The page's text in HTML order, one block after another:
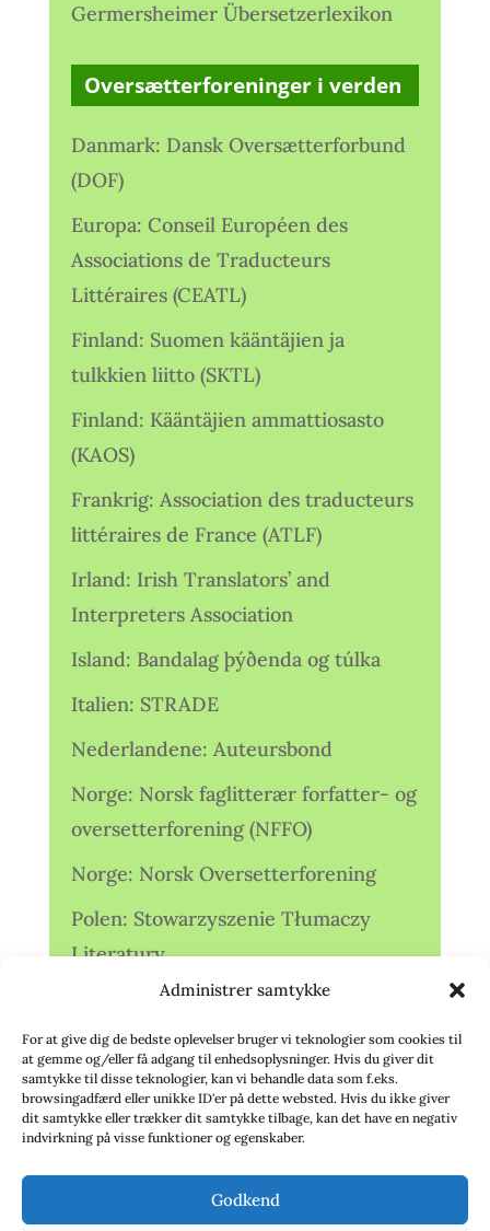
Administrer samtykke
For at give dig de bedste oplevelser bruger vi teknologier som cookies til
at gemme og/eller få adgang til enhedsoplysninger. Hvis du giver dit
samtykke til disse teknologier, kan vi behandle data som f.eks.
browsingadfærd eller unikke ID'er på dette websted. Hvis du ikke giver
dit samtykke eller trækker dit samtykke tilbage, kan det have en negativ
indvirkning på visse funktioner og egenskaber.
Godkend
Germersheimer Übersetzerlexikon
Oversætterforeninger i verden
Danmark: Dansk Oversætterforbund
(DOF)
Europa: Conseil Européen des
Associations de Traducteurs
Littéraires (CEATL)
Finland: Suomen kääntäjien ja
tulkkien liitto (SKTL)
Finland: Kääntäjien ammattiosasto
(KAOS)
Frankrig: Association des traducteurs
littéraires de France (ATLF)
Irland: Irish Translators’ and
Interpreters Association
Island: Bandalag þýðenda og túlka
Italien: STRADE
Nederlandene: Auteursbond
Norge: Norsk faglitterær forfatter- og
oversetterforening (NFFO)
Norge: Norsk Oversetterforening
Polen: Stowarzyszenie Tłumaczy
Literatury
Storbritannien: Translators
Association (TA)
Sverige: Översättarsektionen (Ö.)
Sverige: Översättarcentrum (ÖC)
deutschsprachiger Übersetzer (VdÜ)